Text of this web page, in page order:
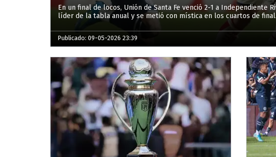
En un final de locos, Unión de Santa Fe venció 2-1 a Independiente
líder de la tabla anual y se metió con mística en los cuartos de final.
Publicado: 09-05-2026 23:39